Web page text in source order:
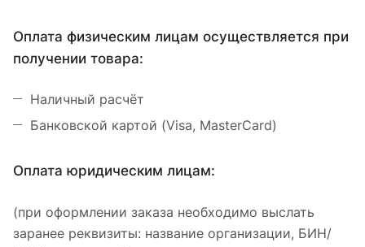
Оплата физическим лицам осуществляется при
получении товара:
Наличный расчёт
Банковской картой (Visa, MasterCard)
Оплата юридическим лицам:
(при оформлении заказа необходимо выслать
заранее реквизиты: название организации, БИН/